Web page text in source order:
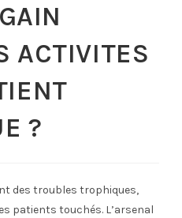
ACTIVITES
?
des troubles trophiques,
patients touchés. L’arsenal